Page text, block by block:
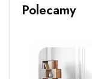
Polecamy